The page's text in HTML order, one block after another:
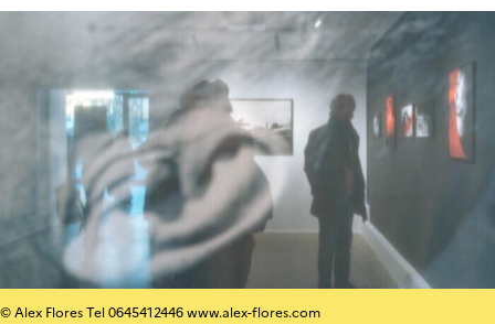
© Alex Flores Tel 0645412446 www.alex-flores.com